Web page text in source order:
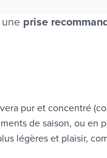
prise
pur et concentré
de saison, ou en
légères et plaisir,